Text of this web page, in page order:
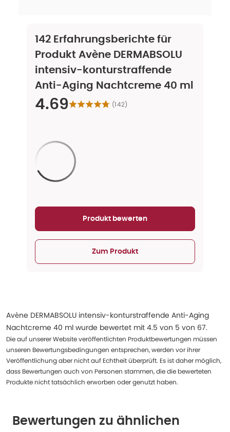
142 Erfahrungsberichte für
Produkt Avène DERMABSOLU
intensiv-konturstraffende
Anti-Aging Nachtcreme 40 ml
4.69 (142)
Aktualisieren...
Produkt bewerten
Zum Produkt
Avène DERMABSOLU intensiv-konturstraffende Anti-Aging
Nachtcreme 40 ml wurde bewertet mit 4.5 von 5 von 67.
Die auf unserer Website veröffentlichten Produktbewertungen müssen
unseren Bewertungsbedingungen entsprechen, werden vor ihrer
Veröffentlichung aber nicht auf Echtheit überprüft. Es ist daher möglich,
dass Bewertungen auch von Personen stammen, die die bewerteten
Produkte nicht tatsächlich erworben oder genutzt haben.
Bewertungen zu ähnlichen